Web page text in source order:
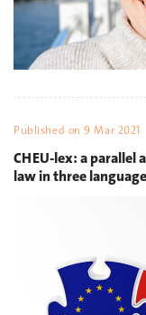
Published on9 Mar 2021
CHEU-lex: a parallel
law in three